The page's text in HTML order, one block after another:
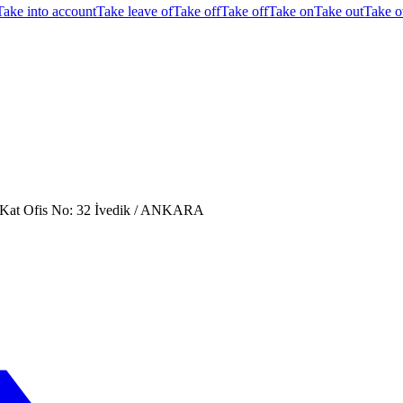
into accountTake leave ofTake offTake offTake onTake outTake
Kat Ofis No: 32 İvedik / ANKARA